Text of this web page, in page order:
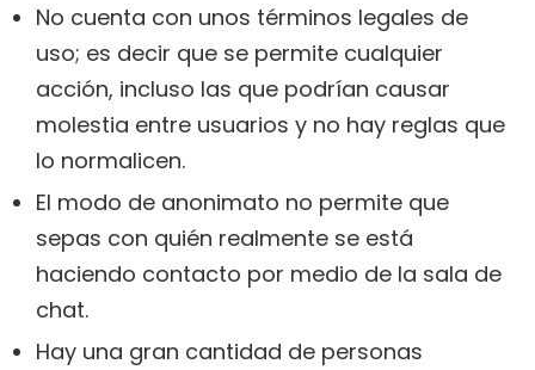
No cuenta con unos términos legales de
uso; es decir que se permite cualquier
acción, incluso las que podrían causar
molestia entre usuarios y no hay reglas que
lo normalicen.
El modo de anonimato no permite que
sepas con quién realmente se está
haciendo contacto por medio de la sala de
chat.
Hay una gran cantidad de personas